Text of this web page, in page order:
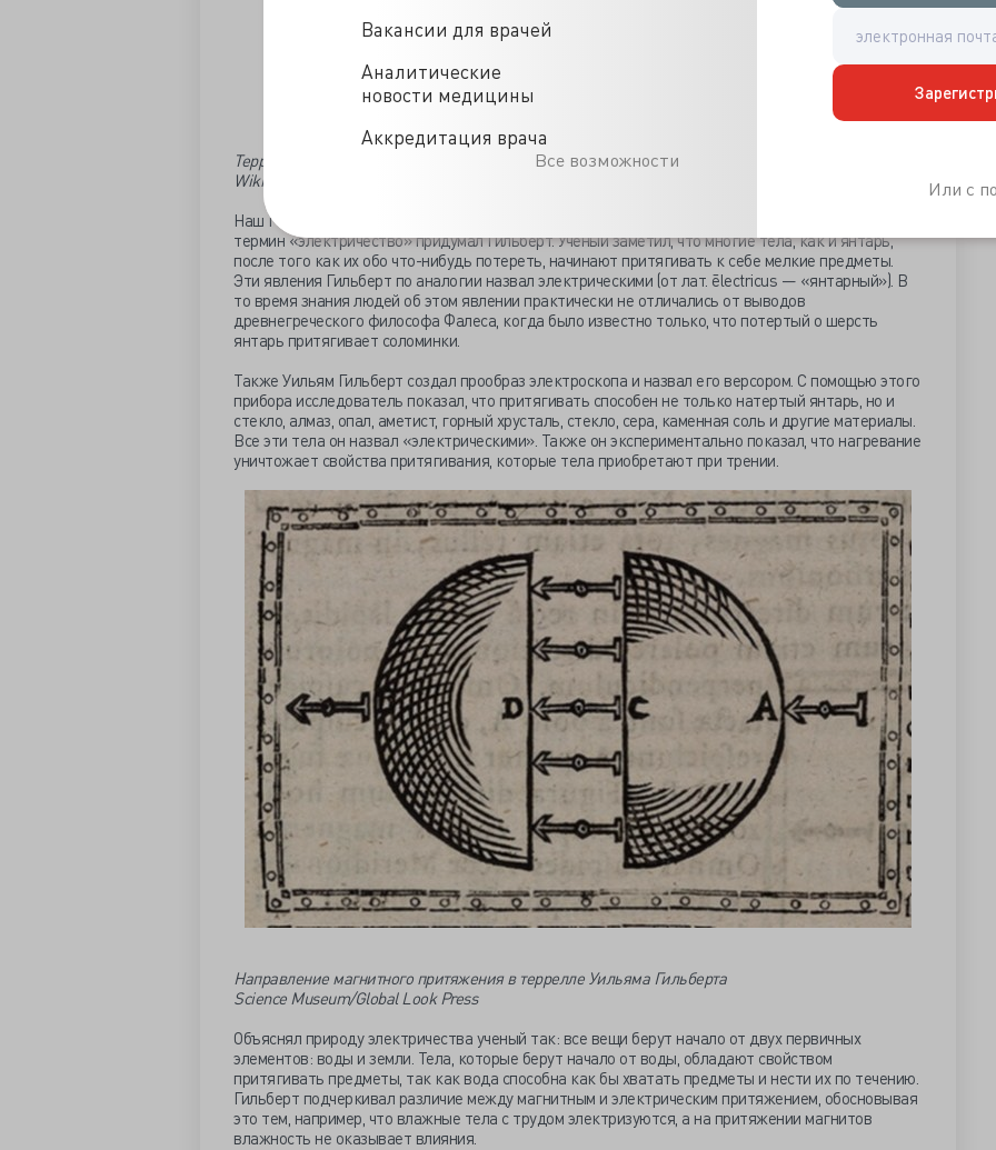
Вакансии для врачей
Аналитические
новости медицины
Аккредитация врача
Все возможности
Или с
Террелла Уильяма Гильберта
Wikimedia Commons
Наш герой также был одним из первых, кто исследовал электричество. Считается даже, что сам
термин «электричество» придумал Гильберт. Ученый заметил, что многие тела, как и янтарь,
после того как их обо что-нибудь потереть, начинают притягивать к себе мелкие предметы.
Эти явления Гильберт по аналогии назвал электрическими (от лат. ēlectricus — «янтарный»). В
то время знания людей об этом явлении практически не отличались от выводов
древнегреческого философа Фалеса, когда было известно только, что потертый о шерсть
янтарь притягивает соломинки.
Также Уильям Гильберт создал прообраз электроскопа и назвал его версором. С помощью этого
прибора исследователь показал, что притягивать способен не только натертый янтарь, но и
стекло, алмаз, опал, аметист, горный хрусталь, стекло, сера, каменная соль и другие материалы.
Все эти тела он назвал «электрическими». Также он экспериментально показал, что нагревание
уничтожает свойства притягивания, которые тела приобретают при трении.
Направление магнитного притяжения в террелле Уильяма Гильберта
Science Museum/Global Look Press
Объяснял природу электричества ученый так: все вещи берут начало от двух первичных
элементов: воды и земли. Тела, которые берут начало от воды, обладают свойством
притягивать предметы, так как вода способна как бы хватать предметы и нести их по течению.
Гильберт подчеркивал различие между магнитным и электрическим притяжением, обосновывая
это тем, например, что влажные тела с трудом электризуются, а на притяжении магнитов
влажность не оказывает влияния.